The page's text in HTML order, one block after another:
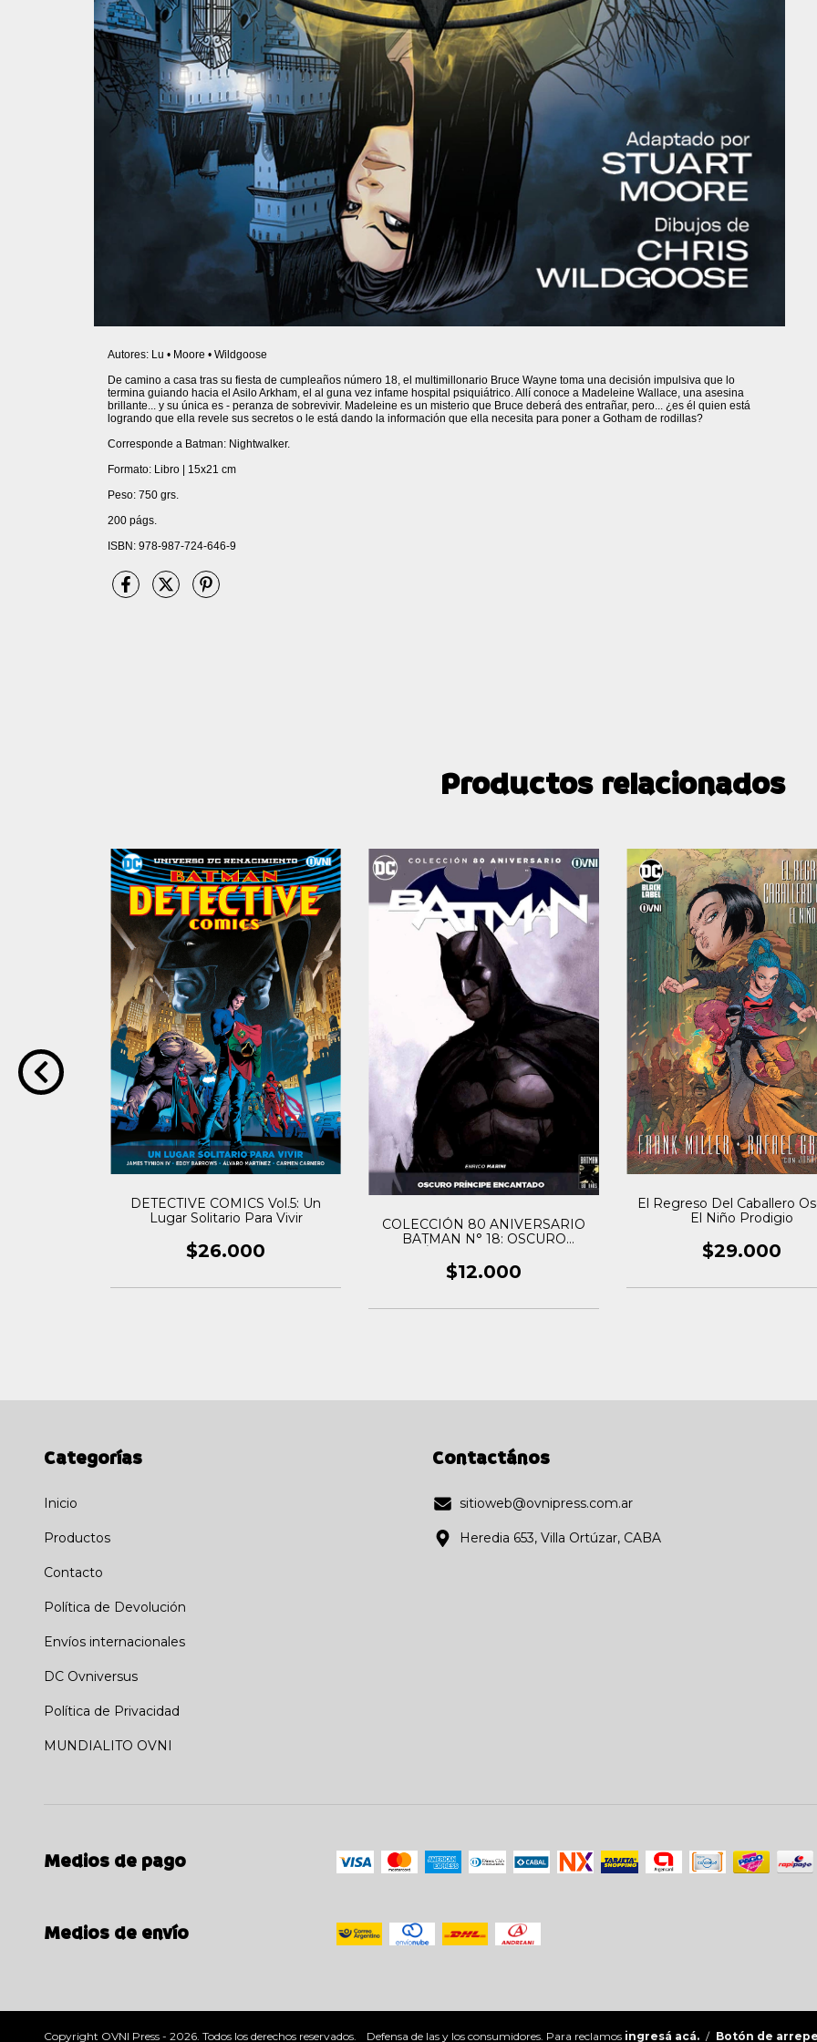
Autores: Lu • Moore • Wildgoose
De camino a casa tras su fiesta de cumpleaños número 18, el multimillonario Bruce Wayne toma una decisión impulsiva que lo
termina guiando hacia el Asilo Arkham, el al guna vez infame hospital psiquiátrico. Allí conoce a Madeleine Wallace, una asesina
brillante... y su única es - peranza de sobrevivir. Madeleine es un misterio que Bruce deberá des entrañar, pero... ¿es él quien está
logrando que ella revele sus secretos o le está dando la información que ella necesita para poner a Gotham de rodillas?
Corresponde a Batman: Nightwalker.
Formato: Libro | 15x21 cm
Peso: 750 grs.
200 págs.
ISBN: 978-987-724-646-9
Productos relacionados
DETECTIVE COMICS Vol.5: Un
Lugar Solitario Para Vivir
$26.000
COLECCIÓN 80 ANIVERSARIO
BATMAN N° 18: OSCURO
$12.000
El Regreso Del Caballero
El Niño Prodigio
$29.000
Categorías
Inicio
Productos
Contacto
Política de Devolución
Envíos internacionales
DC Ovniversus
Política de Privacidad
MUNDIALITO OVNI
Contactános
sitioweb@ovnipress.com.ar
Heredia 653, Villa Ortúzar, CABA
Medios de pago
Medios de envío
Copyright OVNI Press - 2026. Todos los derechos reservados. Defensa de las y los consumidores. Para reclamos ingresá acá. / Botón de